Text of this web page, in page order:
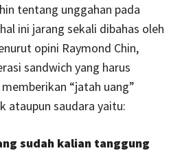
tentang unggahan pada
ini jarang sekali dibahas oleh
opini Raymond Chin,
sandwich yang harus
“jatah uang”
ataupun saudara yaitu:
sudah kalian tanggung